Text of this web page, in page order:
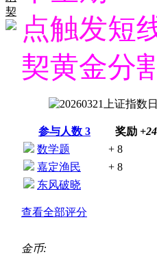
契
点触发短
契黄金分
参与人数 3 奖励 +24
数学题
+ 8
嘉定渔民
+ 8
东风破晓
查看全部评分
金币: